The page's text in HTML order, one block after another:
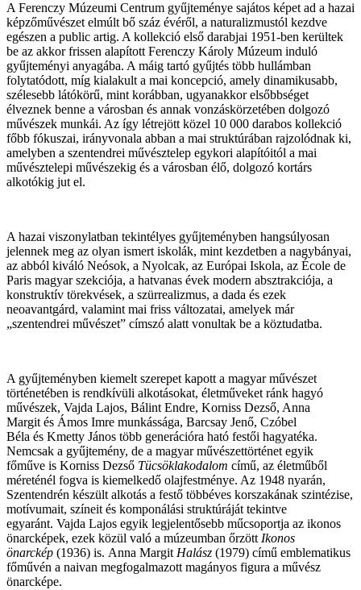
A Ferenczy Múzeumi Centrum gyűjteménye sajátos képet ad a hazai
képzőművészet elmúlt bő száz évéről, a naturalizmustól kezdve
egészen a public artig. A kollekció első darabjai 1951-ben kerültek
be az akkor frissen alapított Ferenczy Károly Múzeum induló
gyűjteményi anyagába. A máig tartó gyűjtés több hullámban
folytatódott, míg kialakult a mai koncepció, amely dinamikusabb,
szélesebb látókörű, mint korábban, ugyanakkor elsőbbséget
élveznek benne a városban és annak vonzáskörzetében dolgozó
művészek munkái. Az így létrejött közel 10 000 darabos kollekció
főbb fókuszai, irányvonala abban a mai struktúrában rajzolódnak ki,
amelyben a szentendrei művésztelep egykori alapítóitól a mai
művésztelepi művészekig és a városban élő, dolgozó kortárs
alkotókig jut el.
A hazai viszonylatban tekintélyes gyűjteményben hangsúlyosan
jelennek meg az olyan ismert iskolák, mint kezdetben a nagybányai,
az abból kiváló Neósok, a Nyolcak, az Európai Iskola, az École de
Paris magyar szekciója, a hatvanas évek modern absztrakciója, a
konstruktív törekvések, a szürrealizmus, a dada és ezek
neoavantgárd, valamint mai friss változatai, amelyek már
„szentendrei művészet” címszó alatt vonultak be a köztudatba.
A gyűjteményben kiemelt szerepet kapott a magyar művészet
történetében is rendkívüli alkotásokat, életműveket ránk hagyó
művészek, Vajda Lajos, Bálint Endre, Korniss Dezső, Anna
Margit és Ámos Imre munkássága, Barcsay Jenő, Czóbel
Béla és Kmetty János több generációra ható festői hagyatéka.
Nemcsak a gyűjtemény, de a magyar művészettörténet egyik
főműve is Korniss Dezső Tücsöklakodalom című, az életműből
méreténél fogva is kiemelkedő olajfestménye. Az 1948 nyarán,
Szentendrén készült alkotás a festő többéves korszakának szintézise,
motívumait, színeit és komponálási struktúráját tekintve
egyaránt. Vajda Lajos egyik legjelentősebb műcsoportja az ikonos
önarcképek, ezek közül való a múzeumban őrzött Ikonos
önarckép (1936) is. Anna Margit Halász (1979) című emblematikus
főművén a naivan megfogalmazott magányos figura a művész
önarcképe.